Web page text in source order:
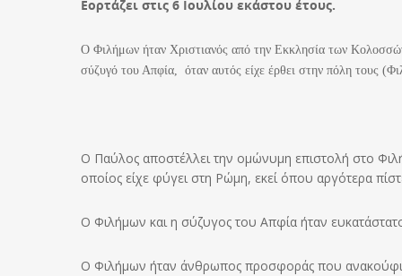
Εορτάζει στις 6 Ιουλίου εκάστου έτους.
Ο Φιλήμων ήταν Χριστιανός από την Εκκλησία των
σύζυγό του Απφία, όταν αυτός είχε έρθει στην πόλη τους
Ο Παύλος αποστέλλει την ομώνυμη επιστολή στο
οποίος είχε φύγει στη Ρώμη, εκεί όπου αργότερα
Ο Φιλήμων και η σύζυγος του Απφία ήταν
Ο Φιλήμων ήταν άνθρωπος προσφοράς που